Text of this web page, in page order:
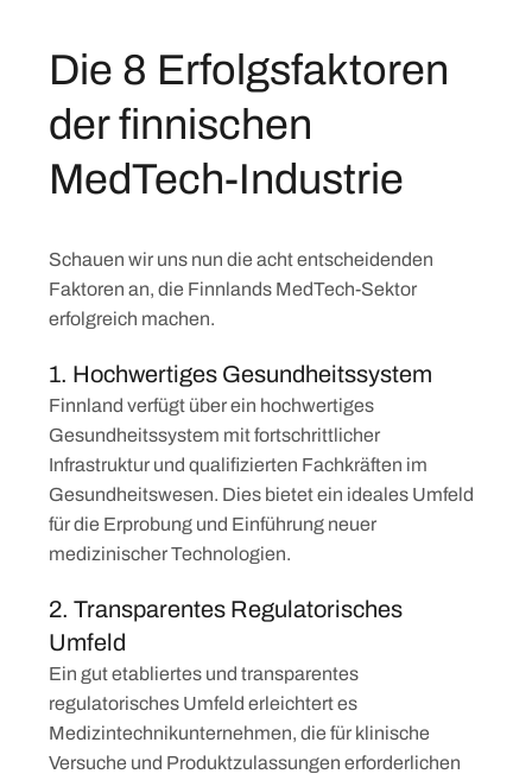
Die 8 Erfolgsfaktoren
der finnischen
MedTech-Industrie
Schauen wir uns nun die acht entscheidenden
Faktoren an, die Finnlands MedTech-Sektor
erfolgreich machen.
1. Hochwertiges Gesundheitssystem
Finnland verfügt über ein hochwertiges
Gesundheitssystem mit fortschrittlicher
Infrastruktur und qualifizierten Fachkräften im
Gesundheitswesen. Dies bietet ein ideales Umfeld
für die Erprobung und Einführung neuer
medizinischer Technologien.
2. Transparentes Regulatorisches
Umfeld
Ein gut etabliertes und transparentes
regulatorisches Umfeld erleichtert es
Medizintechnikunternehmen, die für klinische
Versuche und Produktzulassungen erforderlichen